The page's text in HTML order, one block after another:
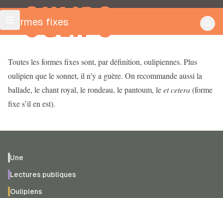
OULIPO
Formes fixes
Toutes les formes fixes sont, par définition, oulipiennes. Plus
oulipien que le sonnet, il n’y a guère. On recommande aussi la
ballade, le chant royal, le rondeau, le pantoum, leet cetera(forme
fixe s’il en est).
Une
Lectures publiques
Oulipiens